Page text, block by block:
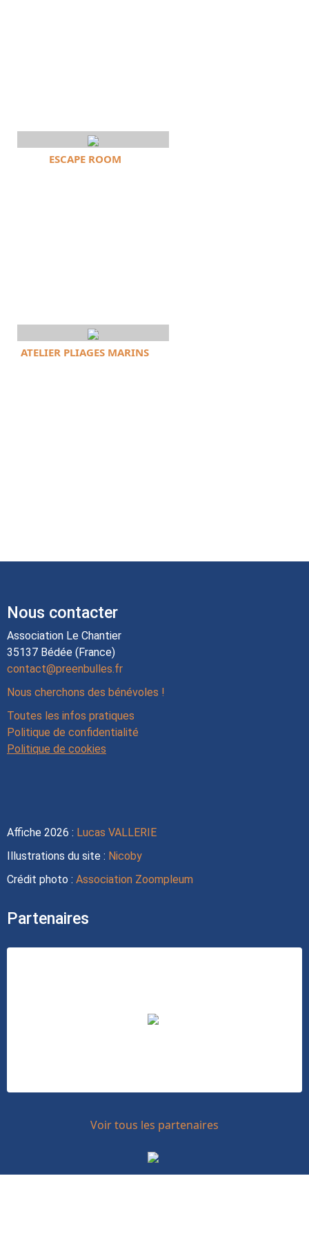
ESCAPE ROOM
ATELIER PLIAGES MARINS
Nous contacter
Association Le Chantier
35137 Bédée (France)
contact@preenbulles.fr
Nous cherchons des bénévoles !
Toutes les infos pratiques
Politique de confidentialité
Politique de cookies
Affiche 2026 : Lucas VALLERIE
Illustrations du site : Nicoby
Crédit photo : Association Zoompleum
Partenaires
Voir tous les partenaires